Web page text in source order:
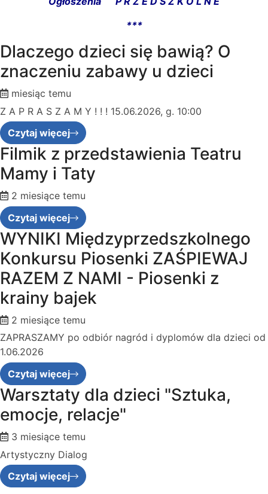
***
Dlaczego dzieci się bawią? O
znaczeniu zabawy u dzieci
miesiąc temu
Z A P R A S Z A M Y ! ! ! 15.06.2026, g. 10:00
Czytaj więcej
Filmik z przedstawienia Teatru
Mamy i Taty
2 miesiące temu
Czytaj więcej
WYNIKI Międzyprzedszkolnego
Konkursu Piosenki ZAŚPIEWAJ
RAZEM Z NAMI - Piosenki z
krainy bajek
2 miesiące temu
ZAPRASZAMY po odbiór nagród i dyplomów dla dzieci od
1.06.2026
Czytaj więcej
Warsztaty dla dzieci "Sztuka,
emocje, relacje"
3 miesiące temu
Artystyczny Dialog
Czytaj więcej